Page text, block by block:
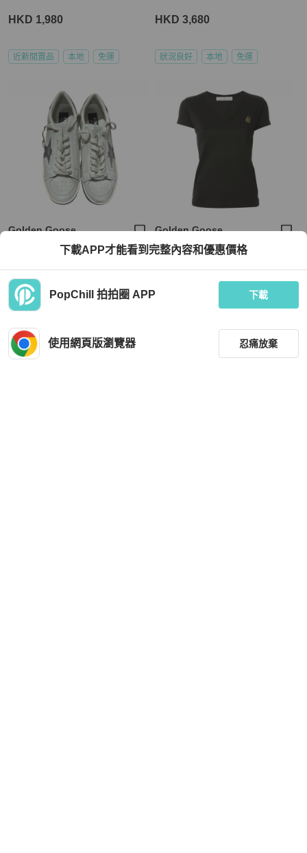
HKD 1,980
近新閒置品 本地 免運
HKD 3,680
狀況良好 本地 免運
Golden Goose
GOLDEN GOOSE Stardan Sneakers
Shoes White Silver
HKD 2,970
狀況良好
Golden Goose
Golden Goose Pad Rock V Neck T-S
hirt for Women in Black (G28WP8-3A
1-BLACK-XXS)
下載APP才能看到完整內容和優惠價格
PopChill 拍拍圈 APP 下載
使用網頁版瀏覽器 忍痛放棄